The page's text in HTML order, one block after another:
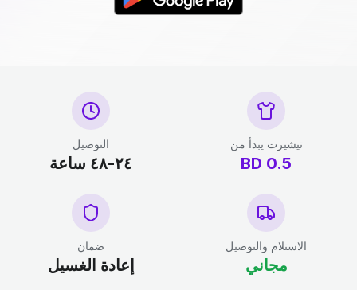
تيشيرت يبدأ من
0.5
BD
التوصيل
٢٤-٤٨ ساعة
الاستلام والتوصيل
مجاني
ضمان
إعادة الغسيل